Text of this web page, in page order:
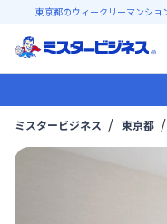
東京都のウィークリーマンシ
ミスタービジネス 東京都